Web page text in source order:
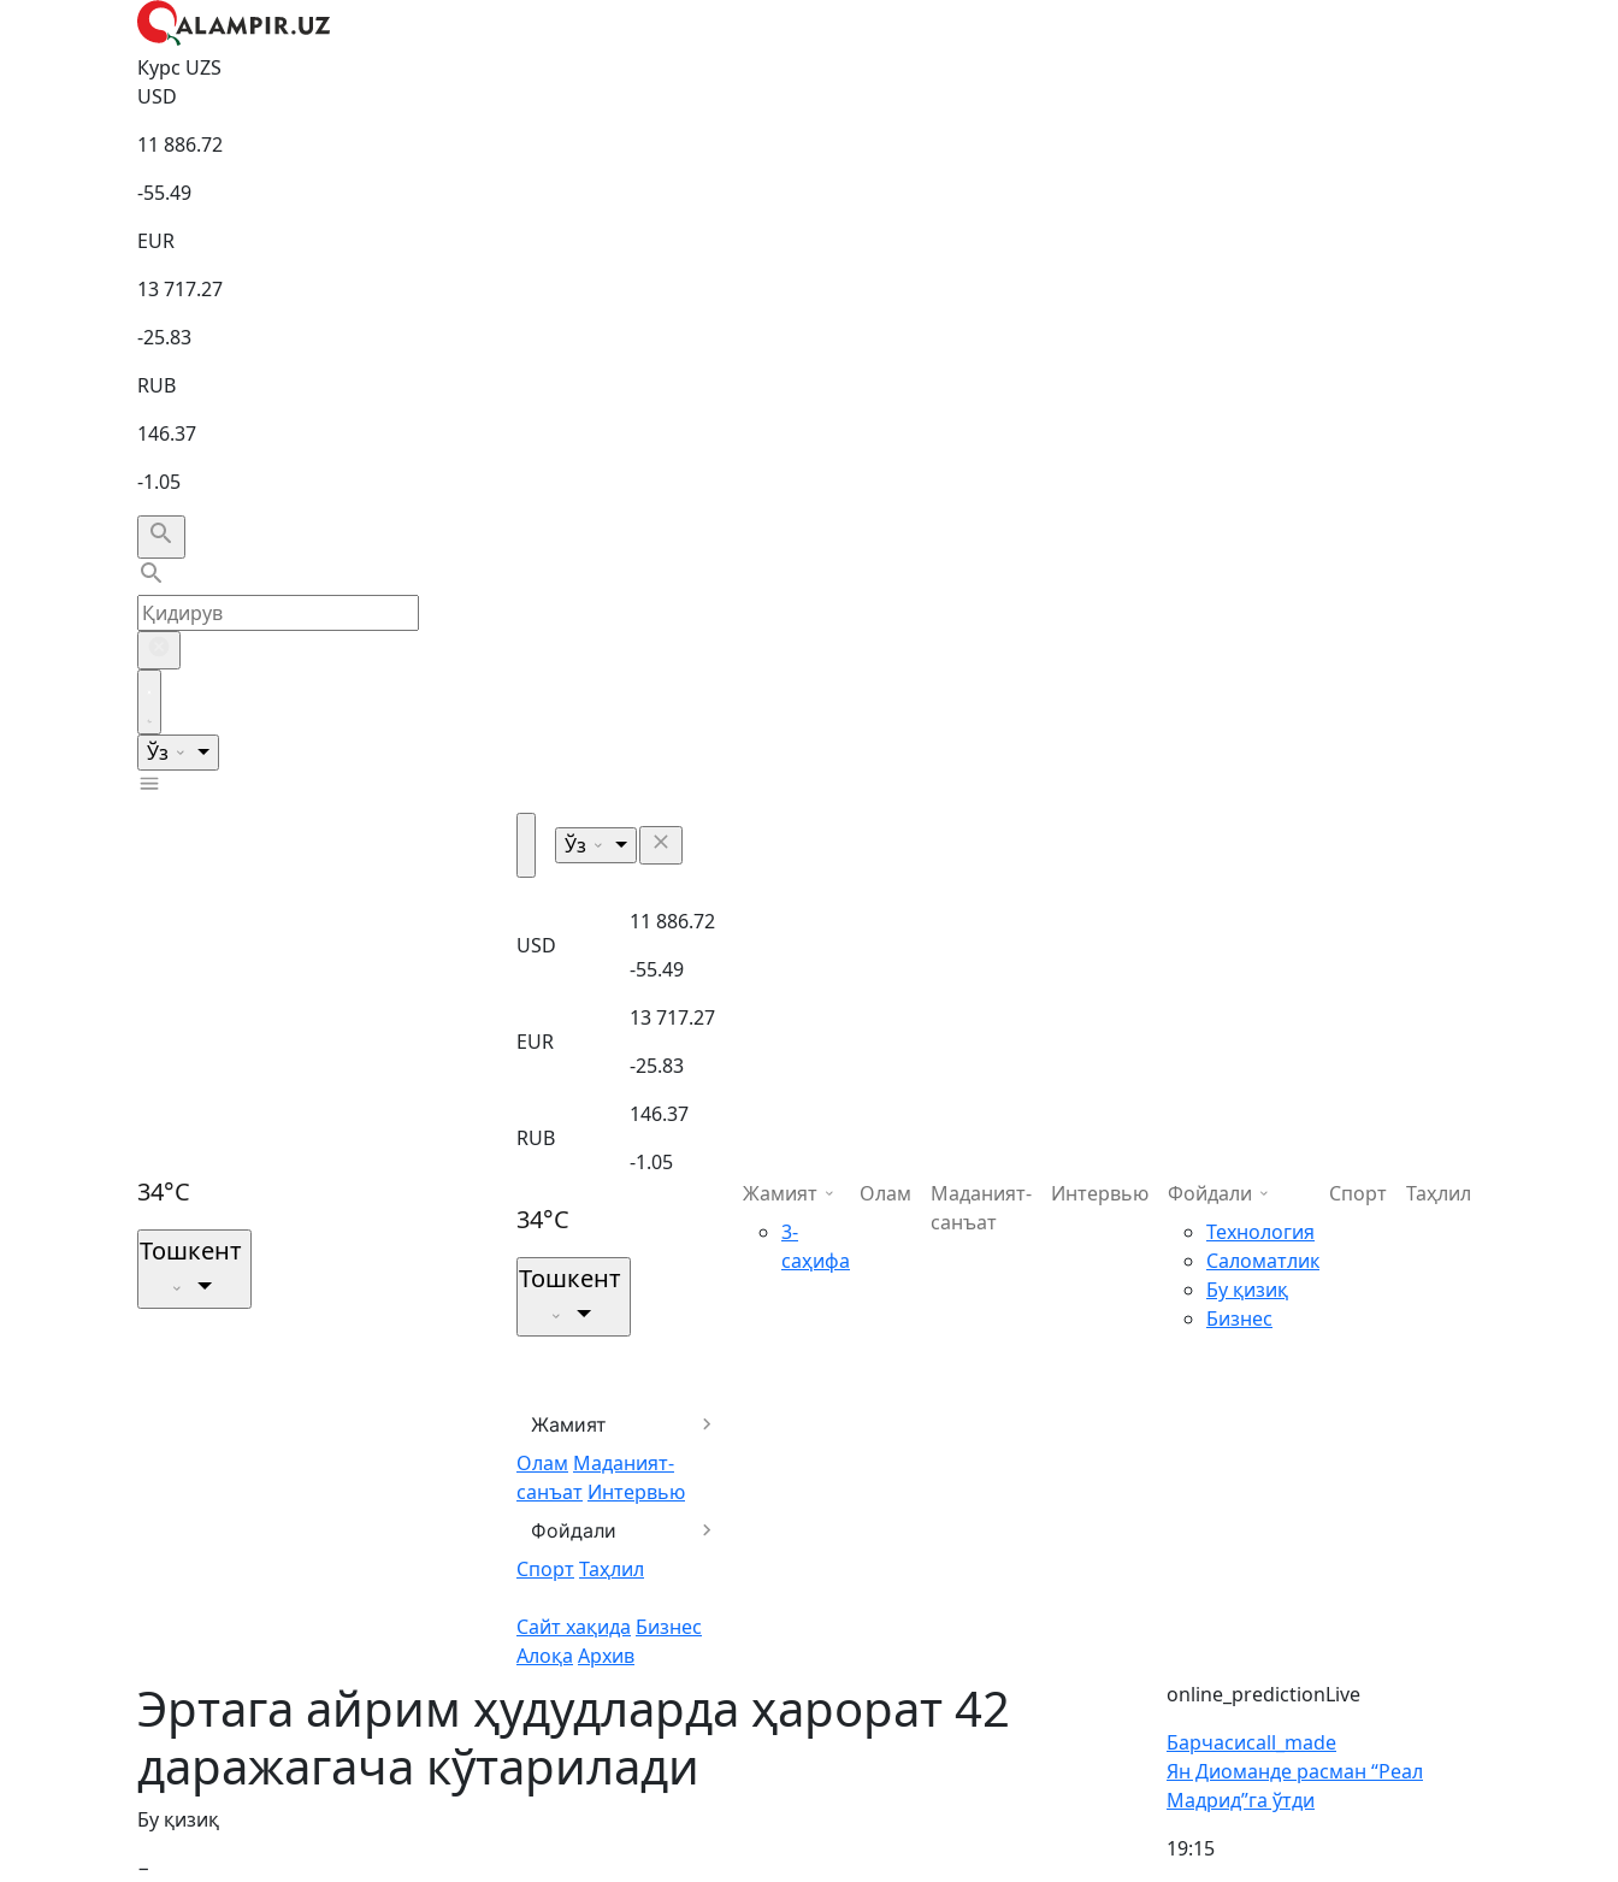
Курс UZS
USD
11 886.72
-55.49
EUR
13 717.27
-25.83
RUB
146.37
-1.05
Ўз
34°C
Тошкент
Ўз
USD
11 886.72
-55.49
EUR
13 717.27
-25.83
RUB
146.37
-1.05
34°C
Тошкент
Жамият
Олам Маданият-
санъат Интервью
Фойдали
СпортТаҳлил
Сайт хақида Бизнес
Алоқа Архив
Жамият
3-
саҳифа
Олам
Маданият-
санъат
Интервью
Фойдали
Технология
Саломатлик
Бу қизиқ
Бизнес
Спорт Таҳлил
Эртага айрим ҳудудларда ҳарорат 42
даражагача кўтарилади
Бу қизиқ
−
online_predictionLive
Барчасиcall_made
Ян Диоманде расман “Реал
Мадрид”га ўтди
19:15